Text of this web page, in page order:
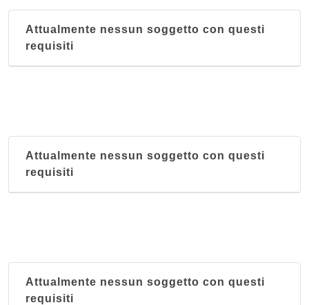
Attualmente nessun soggetto con questi
requisiti
Attualmente nessun soggetto con questi
requisiti
Attualmente nessun soggetto con questi
requisiti